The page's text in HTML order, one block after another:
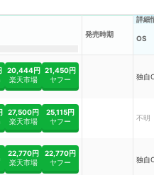
発売時期
詳細
OS
20,444円
楽天市場
21,450円
ヤフー
独自
27,500円
楽天市場
25,115円
ヤフー
不明
22,770円
楽天市場
22,770円
ヤフー
独自